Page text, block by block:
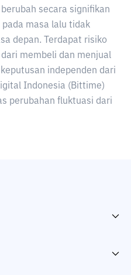
secara signifikan
masa lalu tidak
depan. Terdapat risiko
membeli dan menjual
independen dari
Indonesia (Bittime)
perubahan fluktuasi dari